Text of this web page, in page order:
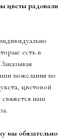
цветы радовали
есть в
пожелания по
цветовой
свяжется наш
мы обязательно